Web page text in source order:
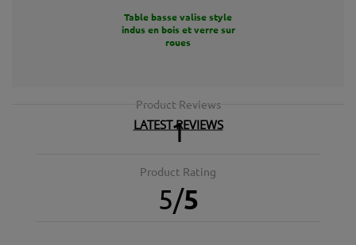
Table basse valise style
indus en bois et verre sur
roues
Product Reviews
1
Product Rating
5/5
LATEST REVIEWS
Très original! Du beau meuble!